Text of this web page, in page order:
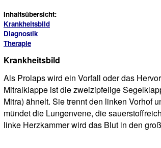
Inhaltsübersicht:
Krankheitsbild
Diagnostik
Therapie
Krankheitsbild
Als Prolaps wird ein Vorfall oder das
Mitralklappe ist die zweizipfelige
Mitra) ähnelt. Sie trennt den linken Vorhof
mündet die Lungenvene, die
linke Herzkammer wird das Blut in den